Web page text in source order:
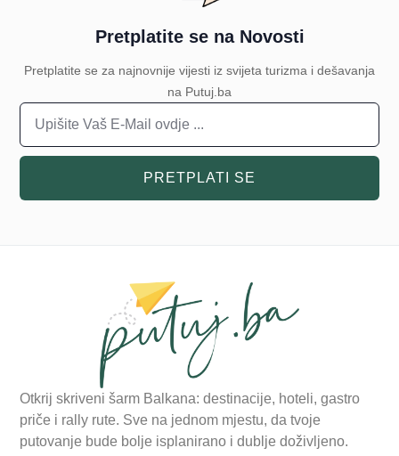
Pretplatite se na Novosti
Pretplatite se za najnovnije vijesti iz svijeta turizma i dešavanja
na Putuj.ba
PRETPLATI SE
Otkrij skriveni šarm Balkana: destinacije, hoteli, gastro
priče i rally rute. Sve na jednom mjestu, da tvoje
putovanje bude bolje isplanirano i dublje doživljeno.